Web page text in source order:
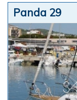
Panda 29